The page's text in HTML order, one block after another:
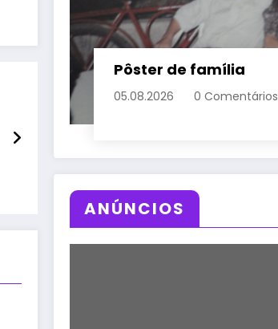
Pôster de família
05.08.2026 0 Comentários
ANÚNCIOS